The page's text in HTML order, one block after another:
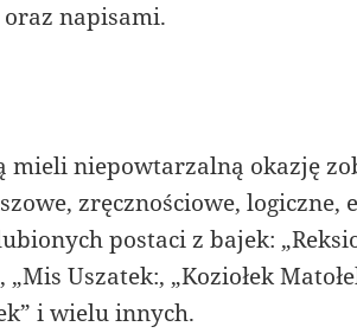
napisami.
mieli niepowtarzalną okazję
zręcznościowe, logiczne,
postaci z bajek:
„Mis Uszatek:, „Koziołek
i wielu innych.